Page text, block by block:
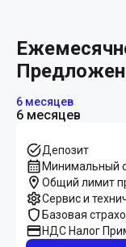
ежемесячно
6 месяцев
6 месяцев
Депозит
Минимальный
Общий лимит
Сервис и
Базовая
НДС Налог